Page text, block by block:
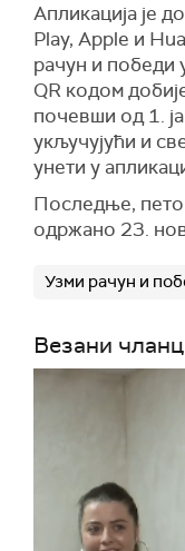
Апликација је
Play, Apple и
рачун и победи
QR кодом
почевши од 1.
укључујући и
унети у
Последње, пето
одржано 23.
Узми рачун и
Везани